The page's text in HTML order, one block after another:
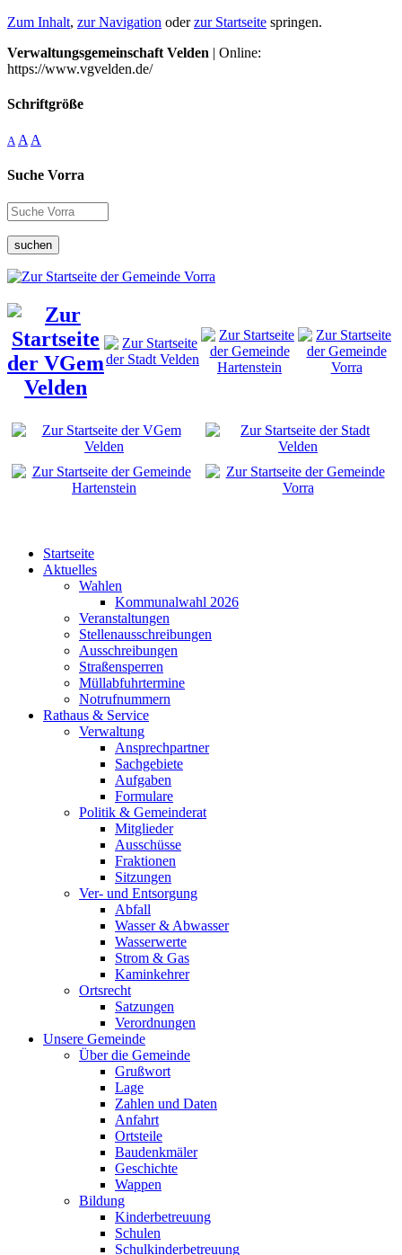
Zum Inhalt, zur Navigation oderzur Startseite springen.
Verwaltungsgemeinschaft Velden | Online:
https://www.vgvelden.de/
Schriftgröße
A A A
Suche Vorra
suchen
Startseite
Aktuelles
Wahlen
Kommunalwahl 2026
Veranstaltungen
Stellenausschreibungen
Ausschreibungen
Straßensperren
Müllabfuhrtermine
Notrufnummern
Rathaus & Service
Verwaltung
Ansprechpartner
Sachgebiete
Aufgaben
Formulare
Politik & Gemeinderat
Mitglieder
Ausschüsse
Fraktionen
Sitzungen
Ver- und Entsorgung
Abfall
Wasser & Abwasser
Wasserwerte
Strom & Gas
Kaminkehrer
Ortsrecht
Satzungen
Verordnungen
Unsere Gemeinde
Über die Gemeinde
Grußwort
Lage
Zahlen und Daten
Anfahrt
Ortsteile
Baudenkmäler
Geschichte
Wappen
Bildung
Kinderbetreuung
Schulen
Schulkinderbetreuung